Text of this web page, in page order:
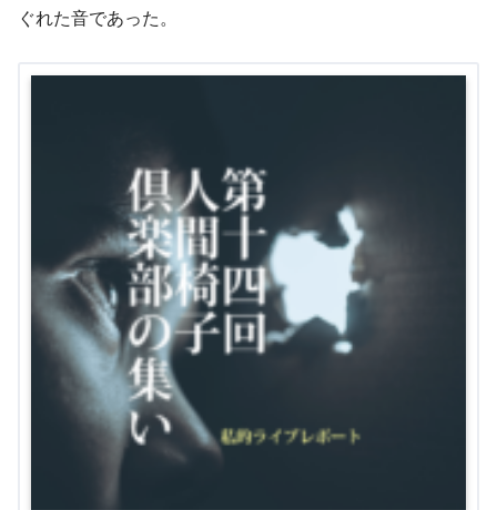
ぐれた音であった。